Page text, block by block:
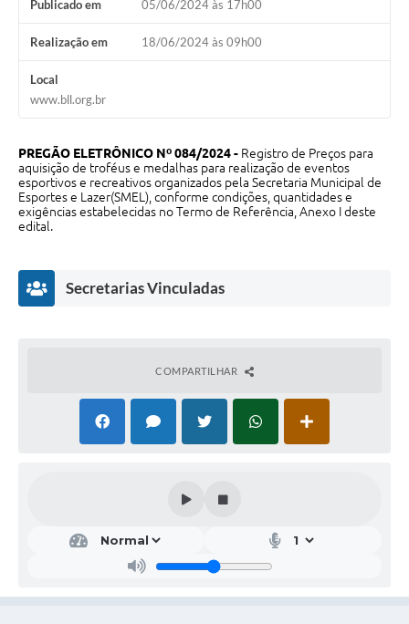
SIC
Contato
Editais
Publicado em 05/06/2024 às 17h00
Realização em 18/06/2024 às 09h00
Local
www.bll.org.br
PREGÃO ELETRÔNICO Nº 084/2024 - Registro de Preços para
aquisição de troféus e medalhas para realização de eventos
esportivos e recreativos organizados pela Secretaria Municipal de
Esportes e Lazer(SMEL), conforme condições, quantidades e
exigências estabelecidas no Termo de Referência, Anexo I deste
edital.
Secretarias Vinculadas
orte
COMPARTILHAR